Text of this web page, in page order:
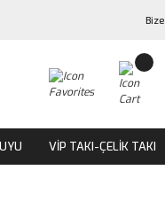
VİP TAKI-ÇELİK TAKI